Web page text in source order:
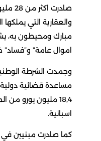
صادرت
والعقارية التي
مبارك ومحيطون به،
اموال عامة” و”فساد”
وجمدت الشرطة
مساعدة قضائية دولية
18,4 مليون يورو من
اسبانية.
كما صادرت مبنيين في